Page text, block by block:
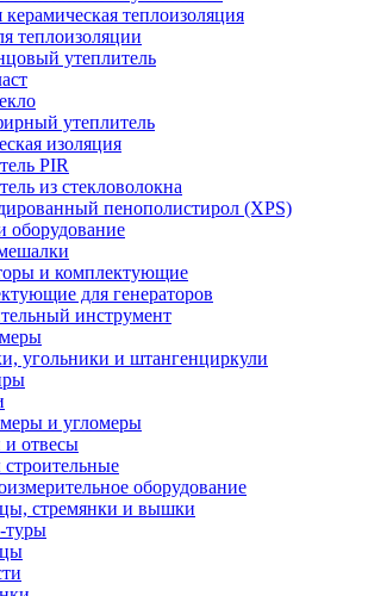
теплоизоляция
теплоизоляции
утеплитель
утеплитель
изоляция
PIR
из стекловолокна
пенополистирол (XPS)
оборудование
и комплектующие
для генераторов
инструмент
угольники и штангенциркули
и угломеры
отвесы
оборудование
стремянки и вышки